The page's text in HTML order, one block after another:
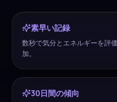
素早い記録
数秒で気分とエネルギーを評
加。
30日間の傾向